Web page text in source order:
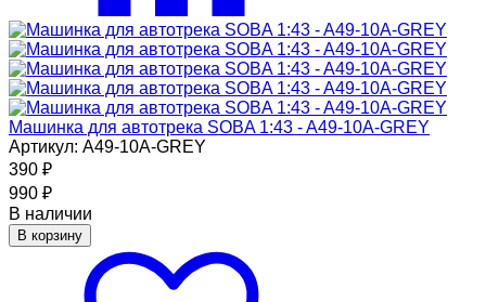
Машинка для автотрека SOBA 1:43 - A49-10A-GREY
Артикул: A49-10A-GREY
390 ₽
990 ₽
В наличии
В корзину